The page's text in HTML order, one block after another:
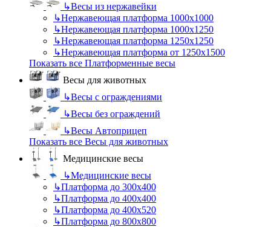
↳Весы из нержавейки
↳Нержавеющая платформа 1000х1000
↳Нержавеющая платформа 1000х1250
↳Нержавеющая платформа 1250х1250
↳Нержавеющая платформа от 1250х1500
Показать все Платформенные весы
Весы для животных
↳Весы с ограждениями
↳Весы без ограждений
↳Весы Автоприцеп
Показать все Весы для животных
Медицинские весы
↳Медицинские весы
↳Платформа до 300х400
↳Платформа до 400х400
↳Платформа до 400х520
↳Платформа до 800х800